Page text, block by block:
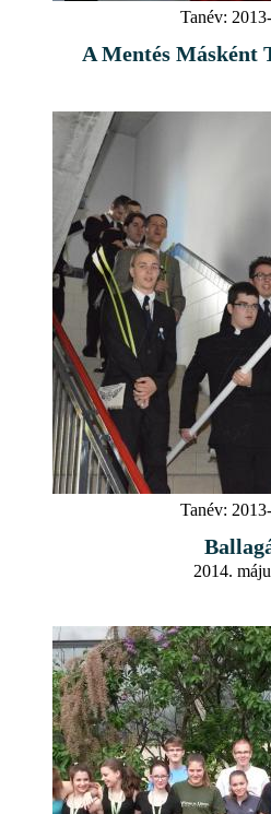
Tanév:
A Mentés Másként
Tanév:
2014.